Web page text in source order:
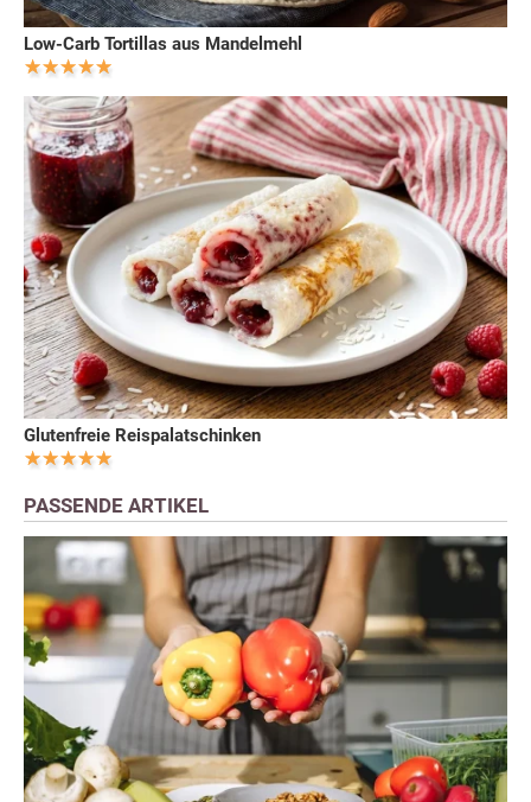
Low-Carb Tortillas aus Mandelmehl
Glutenfreie Reispalatschinken
PASSENDE ARTIKEL